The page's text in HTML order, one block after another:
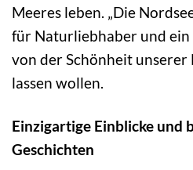
Meeres leben. „Die
für Naturliebhaber und ein
von der Schönheit unserer
lassen wollen.
Einzigartige Einblicke und
Geschichten